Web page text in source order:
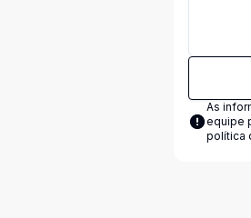
As
equipe
política